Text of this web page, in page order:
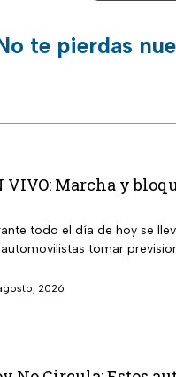
te pierdas
VIVO: Marcha y
todo el día de hoy se
tomar
2026